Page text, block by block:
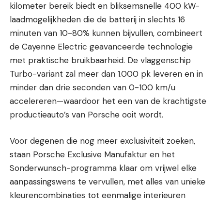
kilometer bereik biedt en bliksemsnelle 400 kW-
laadmogelijkheden die de batterij in slechts 16
minuten van 10-80% kunnen bijvullen, combineert
de Cayenne Electric geavanceerde technologie
met praktische bruikbaarheid. De vlaggenschip
Turbo-variant zal meer dan 1.000 pk leveren en in
minder dan drie seconden van 0-100 km/u
accelereren—waardoor het een van de krachtigste
productieauto’s van Porsche ooit wordt.
Voor degenen die nog meer exclusiviteit zoeken,
staan Porsche Exclusive Manufaktur en het
Sonderwunsch-programma klaar om vrijwel elke
aanpassingswens te vervullen, met alles van unieke
kleurencombinaties tot eenmalige interieuren